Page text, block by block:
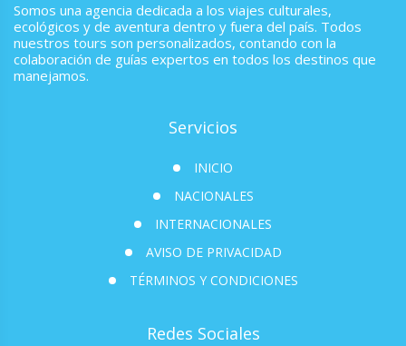
Somos una agencia dedicada a los viajes culturales,
ecológicos y de aventura dentro y fuera del país. Todos
nuestros tours son personalizados, contando con la
colaboración de guías expertos en todos los destinos que
manejamos.
Servicios
INICIO
NACIONALES
INTERNACIONALES
AVISO DE PRIVACIDAD
TÉRMINOS Y CONDICIONES
Redes Sociales